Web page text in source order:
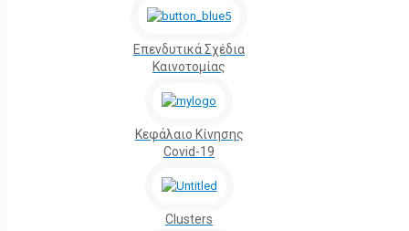
Επενδυτικά Σχέδια
Καινοτομίας
Κεφάλαιο Κίνησης
Covid-19
Clusters